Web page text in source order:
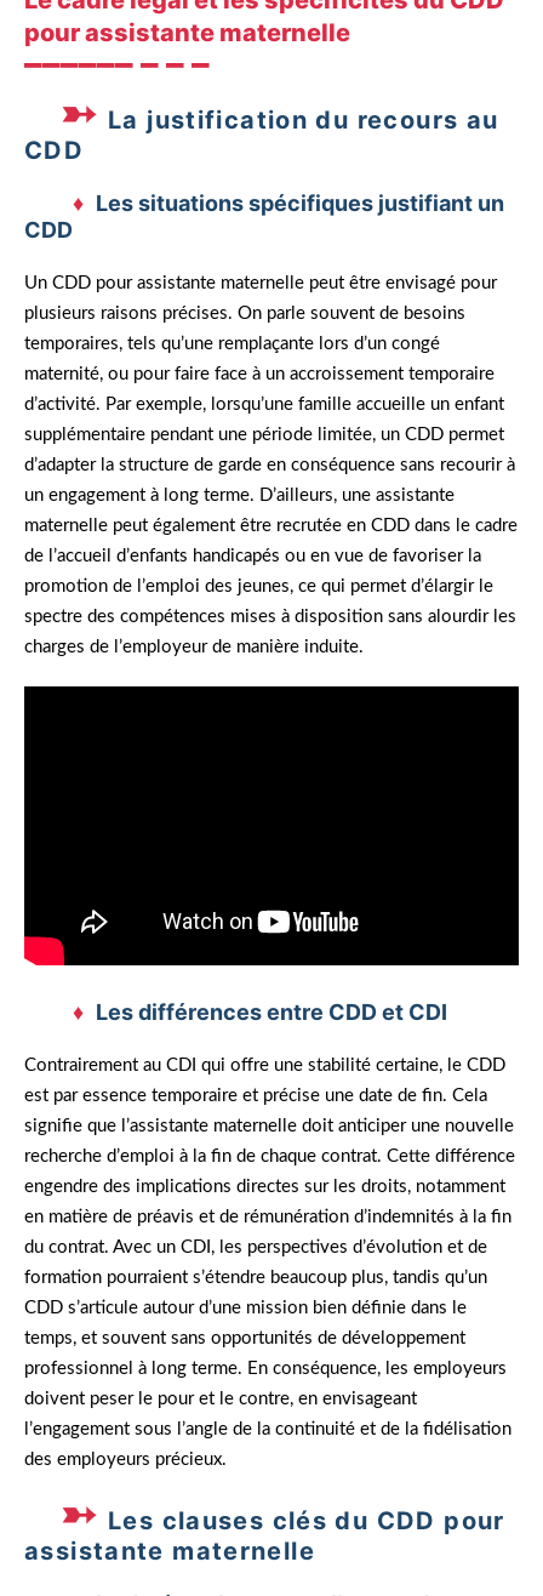
pour assistante maternelle
La justification du recours au
CDD
Les situations spécifiques justifiant un
CDD
Un CDD pour assistante maternelle peut être envisagé pour
plusieurs raisons précises. On parle souvent de besoins
temporaires, tels qu’une remplaçante lors d’un congé
maternité, ou pour faire face à un accroissement temporaire
d’activité. Par exemple, lorsqu’une famille accueille un enfant
supplémentaire pendant une période limitée, un CDD permet
d’adapter la structure de garde en conséquence sans recourir à
un engagement à long terme. D’ailleurs, une assistante
maternelle peut également être recrutée en CDD dans le cadre
de l’accueil d’enfants handicapés ou en vue de favoriser la
promotion de l’emploi des jeunes, ce qui permet d’élargir le
spectre des compétences mises à disposition sans alourdir les
charges de l’employeur de manière induite.
Les différences entre CDD et CDI
Contrairement au CDI qui offre une stabilité certaine, le CDD
est par essence temporaire et précise une date de fin. Cela
signifie que l’assistante maternelle doit anticiper une nouvelle
recherche d’emploi à la fin de chaque contrat. Cette différence
engendre des implications directes sur les droits, notamment
en matière de préavis et de rémunération d’indemnités à la fin
du contrat. Avec un CDI, les perspectives d’évolution et de
formation pourraient s’étendre beaucoup plus, tandis qu’un
CDD s’articule autour d’une mission bien définie dans le
temps, et souvent sans opportunités de développement
professionnel à long terme. En conséquence, les employeurs
doivent peser le pour et le contre, en envisageant
l’engagement sous l’angle de la continuité et de la fidélisation
des employeurs précieux.
Les clauses clés du CDD pour
assistante maternelle